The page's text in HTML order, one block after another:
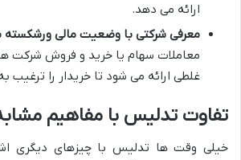
ارائه می دهد.
معرفی شرکتی با وضعیت مالی ورشکسته
معاملات سهام یا خرید و فروش شرکت
غلطی ارائه می شود تا خریدار را ترغیب
تفاوت تدلیس با مفاهیم
خیلی وقت ها تدلیس با چیزهای دیگری